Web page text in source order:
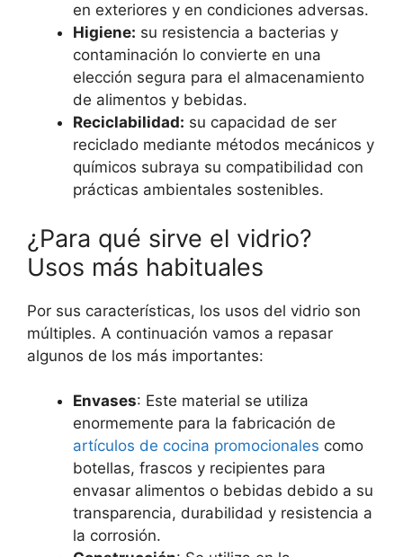
en exteriores y en condiciones adversas.
Higiene: su resistencia a bacterias y
contaminación lo convierte en una
elección segura para el almacenamiento
de alimentos y bebidas.
Reciclabilidad: su capacidad de ser
reciclado mediante métodos mecánicos y
químicos subraya su compatibilidad con
prácticas ambientales sostenibles.
¿Para qué sirve el vidrio?
Usos más habituales
Por sus características, los usos del vidrio son
múltiples. A continuación vamos a repasar
algunos de los más importantes:
Envases: Este material se utiliza
enormemente para la fabricación de
artículos de cocina promocionales como
botellas, frascos y recipientes para
envasar alimentos o bebidas debido a su
transparencia, durabilidad y resistencia a
la corrosión.